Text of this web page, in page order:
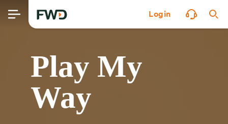
Login
Play My
Way